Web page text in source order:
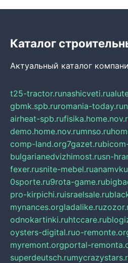
Каталог
Актуальный каталог
t25-tractor.runashicveti.ru
gbmk.spb.ruromania-today.ru
airheat-spb.ru
demo.home.nov.rumnso.ru
comp-land.org7gazet.ru
bulgarianedvizhimost.rusn-
fexer.rusnite-mebel.ru
0sporte.ru9rota-game.ru
pro-kirpichi.ruisraelsale.ru
mynances.orgladalike.ru
odnokartinki.ruhtccare.ru
oysters-digital.ruo-
myremont.orgportal-
superdeutsch.ru